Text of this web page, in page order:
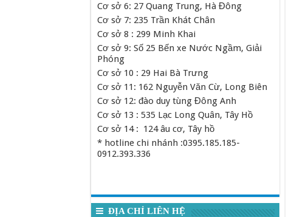
Cơ sở 6: 27 Quang Trung, Hà Đông
Cơ sở 7: 235 Trần Khát Chân
Cơ sở 8 : 299 Minh Khai
Cơ sở 9: Số 25 Bến xe Nước Ngầm, Giải
Phóng
Cơ sở 10 : 29 Hai Bà Trưng
Cơ sở 11: 162 Nguyễn Văn Cừ, Long Biên
Cơ sở 12: đào duy tùng Đông Anh
Cơ sở 13 : 535 Lạc Long Quân, Tây Hồ
Cơ sở 14 : 124 âu cơ, Tây hồ
* hotline chi nhánh :0395.185.185-
0912.393.336
ĐỊA CHỈ LIÊN HỆ